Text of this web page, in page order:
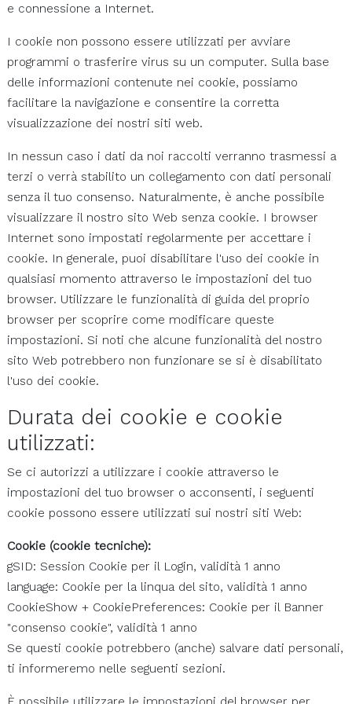
e connessione a Internet.
I cookie non possono essere utilizzati per avviare
programmi o trasferire virus su un computer. Sulla base
delle informazioni contenute nei cookie, possiamo
facilitare la navigazione e consentire la corretta
visualizzazione dei nostri siti web.
In nessun caso i dati da noi raccolti verranno trasmessi a
terzi o verrà stabilito un collegamento con dati personali
senza il tuo consenso. Naturalmente, è anche possibile
visualizzare il nostro sito Web senza cookie. I browser
Internet sono impostati regolarmente per accettare i
cookie. In generale, puoi disabilitare l'uso dei cookie in
qualsiasi momento attraverso le impostazioni del tuo
browser. Utilizzare le funzionalità di guida del proprio
browser per scoprire come modificare queste
impostazioni. Si noti che alcune funzionalità del nostro
sito Web potrebbero non funzionare se si è disabilitato
l'uso dei cookie.
Durata dei cookie e cookie
utilizzati:
Se ci autorizzi a utilizzare i cookie attraverso le
impostazioni del tuo browser o acconsenti, i seguenti
cookie possono essere utilizzati sui nostri siti Web:
Cookie (cookie tecniche):
gSID: Session Cookie per il Login, validità 1 anno
language: Cookie per la linqua del sito, validità 1 anno
CookieShow + CookiePreferences: Cookie per il Banner
"consenso cookie", validità 1 anno
Se questi cookie potrebbero (anche) salvare dati personali,
ti informeremo nelle seguenti sezioni.